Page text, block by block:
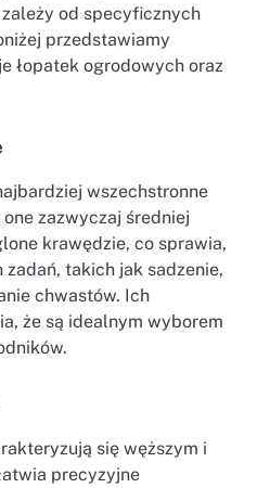
od specyficznych
przedstawiamy
łopatek ogrodowych oraz
wszechstronne
zazwyczaj średniej
krawędzie, co sprawia,
zadań, takich jak sadzenie,
chwastów. Ich
że są idealnym wyborem
się węższym i
precyzyjne